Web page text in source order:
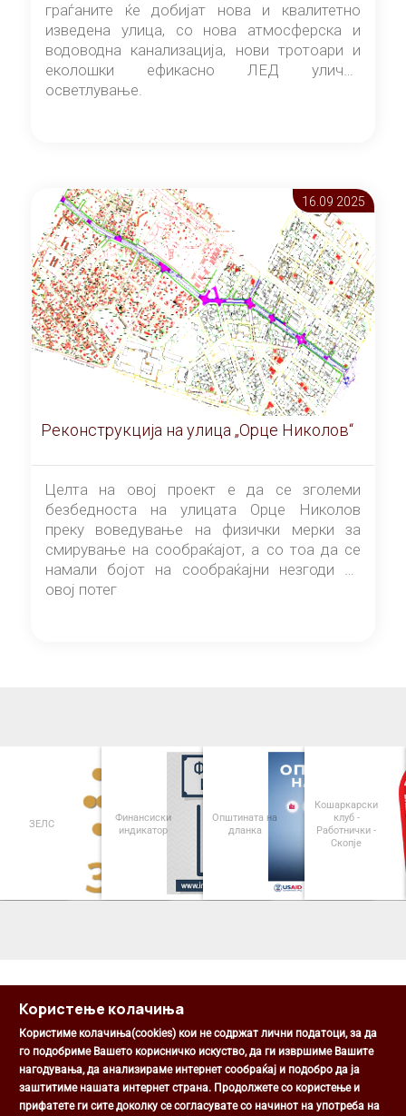
граѓаните ќе добијат нова и квалитетно
изведена улица, со нова атмосферска и
водоводна канализација, нови тротоари и
еколошки ефикасно ЛЕД улично
осветлување.
16.09 2025
Реконструкција на улица „Орце Николов“
Целта на овој проект е да се зголеми
безбедноста на улицата Орце Николов
преку воведување на физички мерки за
смирување на сообраќајот, а со тоа да се
намали бојот на сообраќајни незгоди на
овој потег
ЗЕЛС
Финансиски
индикатор
Општината на
дланка
Кошаркарски
клуб -
Работнички -
Скопје
Општина Центар
Михаил Цоков бр. 1, Скопје
Користење колачиња
Користиме колачиња(cookies) кои не содржат лични податоци, за да
го подобриме Вашето корисничко искуство, да ги извршиме Вашите
нагодувања, да анализираме интернет сообраќај и подобро да ја
заштитиме нашата интернет страна. Продолжете со користење и
прифатете ги сите доколку се согласувате со начинот на употреба на